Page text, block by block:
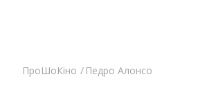
ПроШоКіно Педро Алонсо